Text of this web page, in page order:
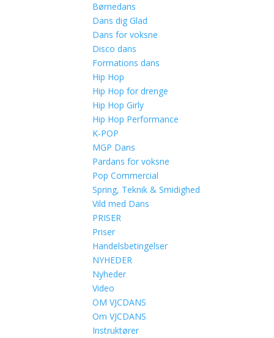
Børnedans
Dans dig Glad
Dans for voksne
Disco dans
Formations dans
Hip Hop
Hip Hop for drenge
Hip Hop Girly
Hip Hop Performance
K-POP
MGP Dans
Pardans for voksne
Pop Commercial
Spring, Teknik & Smidighed
Vild med Dans
PRISER
Priser
Handelsbetingelser
NYHEDER
Nyheder
Video
OM VJCDANS
Om VJCDANS
Instruktører